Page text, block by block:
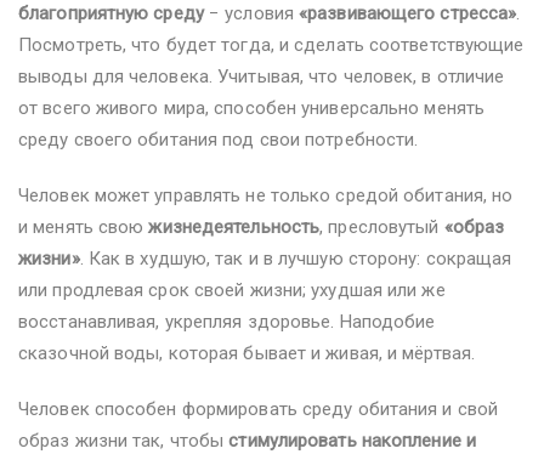
благоприятную среду− условия «развивающего стресса».
Посмотреть, что будет тогда, и сделать соответствующие
выводы для человека. Учитывая, что человек, в отличие
от всего живого мира, способен универсально менять
среду своего обитания под свои потребности.
Человек может управлять не только средой обитания, но
и менять своюжизнедеятельность, пресловутый «образ
жизни». Как в худшую, так и в лучшую сторону: сокращая
или продлевая срок своей жизни; ухудшая или же
восстанавливая, укрепляя здоровье. Наподобие
сказочной воды, которая бывает и живая, и мёртвая.
Человек способен формировать среду обитания и свой
образ жизни так, чтобыстимулировать накопление и